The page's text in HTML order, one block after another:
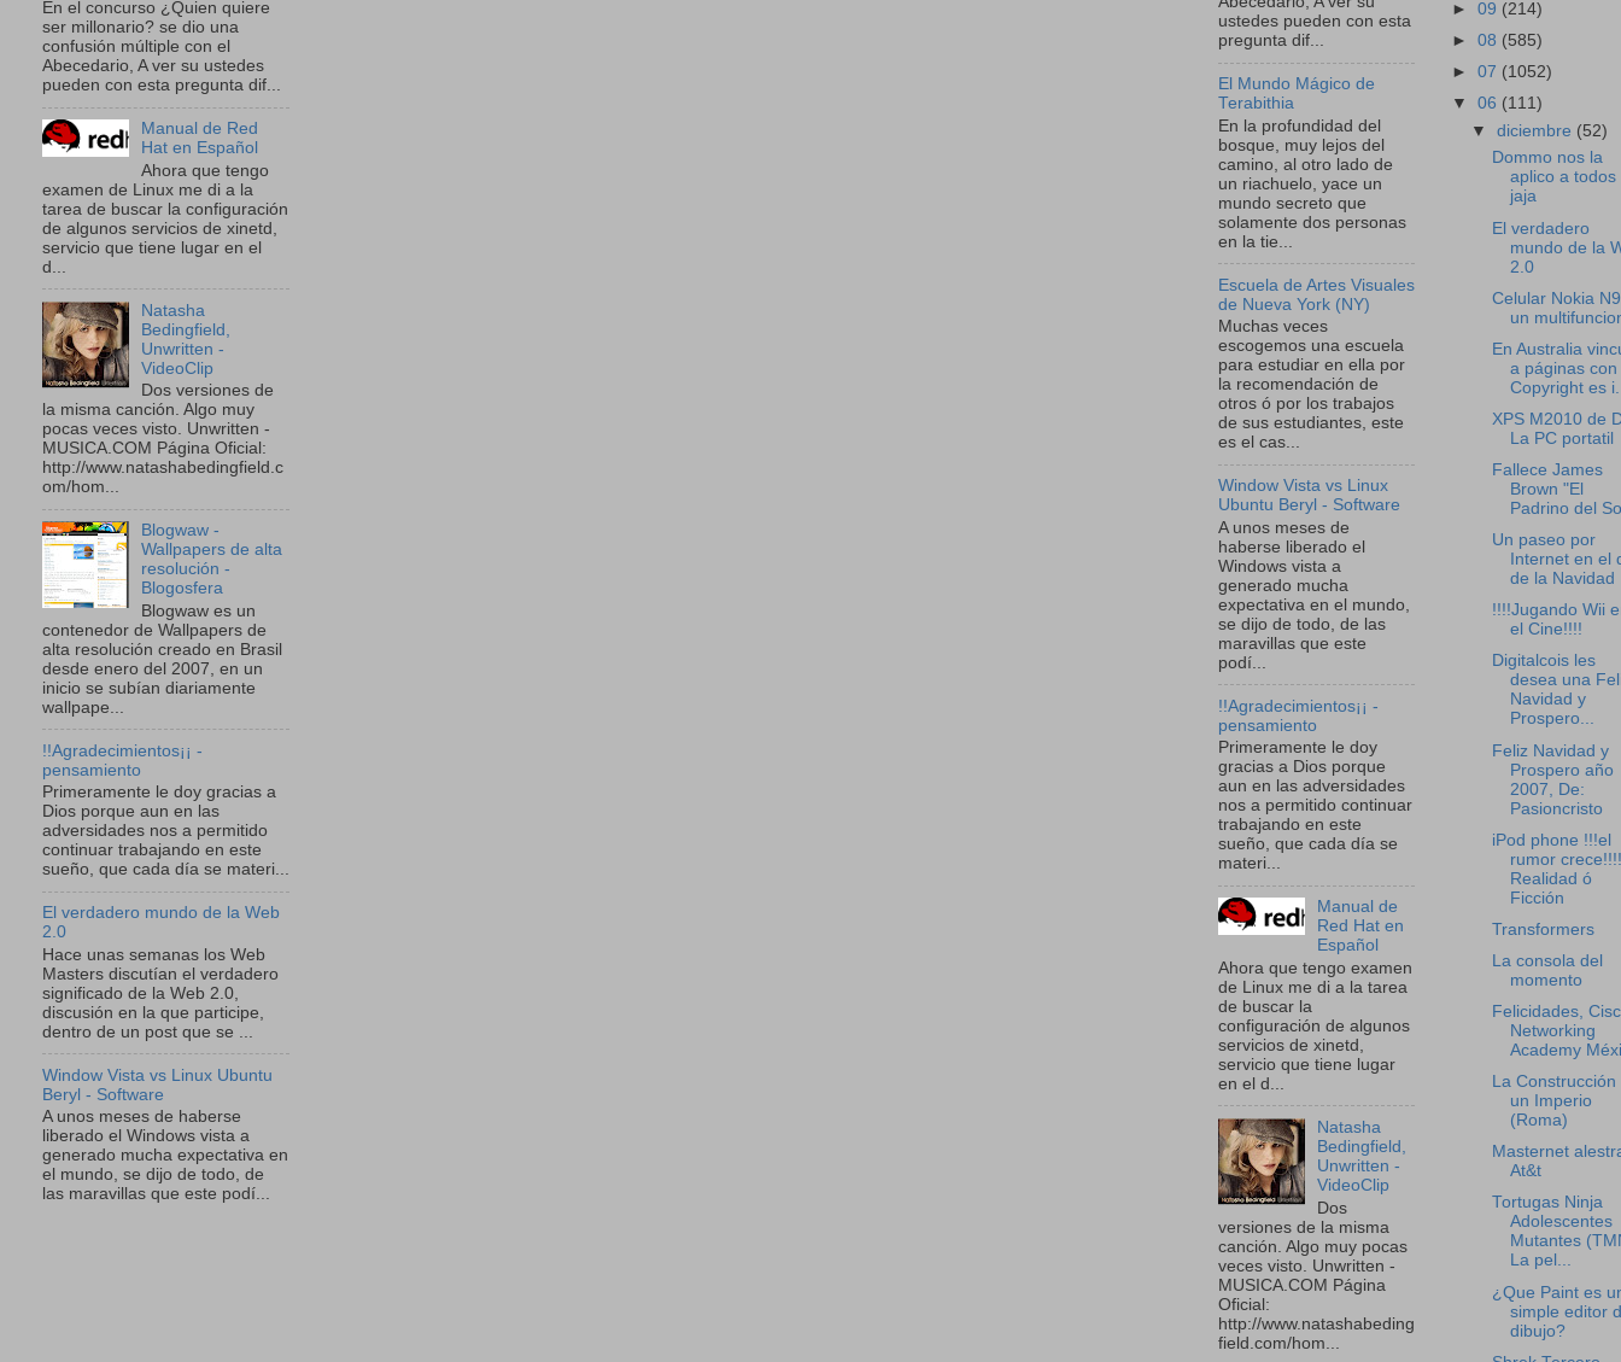
En el concurso ¿Quien quiere
ser millonario? se dio una
confusión múltiple con el
Abecedario, A ver su ustedes
pueden con esta pregunta dif...
Manual de Red
Hat en Español
Ahora que tengo
examen de Linux me di a la
tarea de buscar la configuración
de algunos servicios de xinetd,
servicio que tiene lugar en el
d...
Natasha
Bedingfield,
Unwritten -
VideoClip
Dos versiones de
la misma canción. Algo muy
pocas veces visto. Unwritten -
MUSICA.COM Página Oficial:
http://www.natashabedingfield.c
om/hom...
Blogwaw -
Wallpapers de alta
resolución -
Blogosfera
Blogwaw es un
contenedor de Wallpapers de
alta resolución creado en Brasil
desde enero del 2007, en un
inicio se subían diariamente
wallpape...
!!Agradecimientos¡¡ -
pensamiento
Primeramente le doy gracias a
Dios porque aun en las
adversidades nos a permitido
continuar trabajando en este
sueño, que cada día se materi...
El verdadero mundo de la Web
2.0
Hace unas semanas los Web
Masters discutían el verdadero
significado de la Web 2.0,
discusión en la que participe,
dentro de un post que se ...
Window Vista vs Linux Ubuntu
Beryl - Software
A unos meses de haberse
liberado el Windows vista a
generado mucha expectativa en
el mundo, se dijo de todo, de
las maravillas que este podí...
ustedes pueden con esta
pregunta dif...
El Mundo Mágico de
Terabithia
En la profundidad del
bosque, muy lejos del
camino, al otro lado de
un riachuelo, yace un
mundo secreto que
solamente dos personas
en la tie...
Escuela de Artes Visuales
de Nueva York (NY)
Muchas veces
escogemos una escuela
para estudiar en ella por
la recomendación de
otros ó por los trabajos
de sus estudiantes, este
es el cas...
Window Vista vs Linux
Ubuntu Beryl - Software
A unos meses de
haberse liberado el
Windows vista a
generado mucha
expectativa en el mundo,
se dijo de todo, de las
maravillas que este
podí...
!!Agradecimientos¡¡ -
pensamiento
Primeramente le doy
gracias a Dios porque
aun en las adversidades
nos a permitido continuar
trabajando en este
sueño, que cada día se
materi...
Manual de
Red Hat en
Español
Ahora que tengo examen
de Linux me di a la tarea
de buscar la
configuración de algunos
servicios de xinetd,
servicio que tiene lugar
en el d...
Natasha
Bedingfield,
Unwritten -
VideoClip
Dos
versiones de la misma
canción. Algo muy pocas
veces visto. Unwritten -
MUSICA.COM Página
Oficial:
http://www.natashabeding
field.com/hom...
► 09 (214)
► 08 (585)
► 07 (1052)
▼ 06 (111)
▼diciembre (52)
Dommo nos la
aplico a todos
jaja
El verdadero
mundo de la
2.0
Celular Nokia
un
En Australia
a páginas con
Copyright es
XPS M2010 de
La PC portatil
Fallece James
Brown "El
Padrino del
Un paseo por
Internet en el
de la Navidad
!!!!Jugando Wii
el Cine!!!!
Digitalcois les
desea una
Navidad y
Prospero...
Feliz Navidad y
Prospero año
2007, De:
Pasioncristo
iPod phone !!!el
rumor
Realidad ó
Ficción
Transformers
La consola del
momento
Felicidades,
Networking
Academy
La Construcción
un Imperio
(Roma)
Masternet
At&t
Tortugas Ninja
Adolescentes
Mutantes
La pel...
¿Que Paint es
simple editor
dibujo?